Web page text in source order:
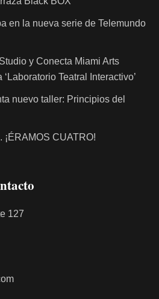
en la nueva serie de Telemundo
y Conecta Miami Arts
Teatral Interactivo’
nuevo taller: Principios del
CUATRO!
127